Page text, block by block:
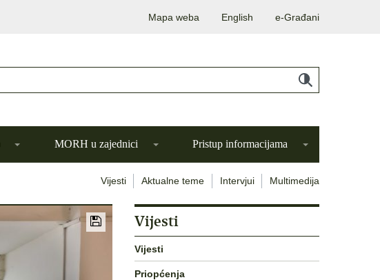
Mapa weba English e-Građani
MORH u zajednici Pristup informacijama
Vijesti Aktualne teme Intervjui Multimedija
Vijesti
Vijesti
Priopćenja